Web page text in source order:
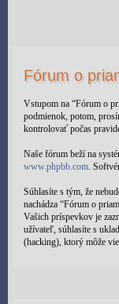
Fórum o
Vstupom na “Fórum o
podmienok, potom,
kontrolovať počas
Naše fórum beží na
www.phpbb.com.
Súhlasíte s tým, že
nachádza “Fórum o
Vašich príspevkov je
užívateľ, súhlasíte s
(hacking), ktorý môže